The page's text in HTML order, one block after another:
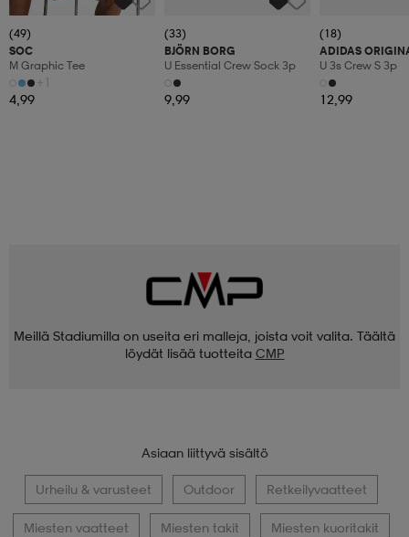
(49)
SOC
M Graphic Tee
+1
4,99
(33)
BJÖRN BORG
U Essential Crew Sock 3p
9,99
(18)
ADIDAS
U 3s Crew S 3p
12,99
Meillä Stadiumilla on useita eri malleja, joista voit valita. Täältä
löydät lisää tuotteita CMP
Asiaan liittyvä sisältö
Urheilu & varusteet Outdoor Retkeilyvaatteet
Miesten vaatteet Miesten takit Miesten kuoritakit